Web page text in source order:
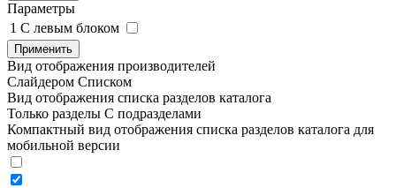
Параметры
1 C левым блоком
Применить
Вид отображения производителей
Слайдером Списком
Вид отображения списка разделов каталога
Только разделы С подразделами
Компактный вид отображения списка разделов каталога для
мобильной версии